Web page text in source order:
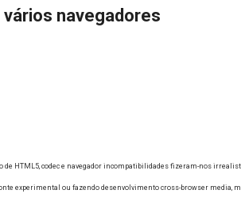
navegadores
HTML5, codec e navegador incompatibilidades fizeram-nos
experimental ou fazendo desenvolvimento cross-browser media,